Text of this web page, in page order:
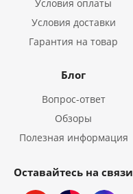
Условия оплаты
Условия доставки
Гарантия на товар
Блог
Вопрос-ответ
Обзоры
Полезная информация
Оставайтесь на связи